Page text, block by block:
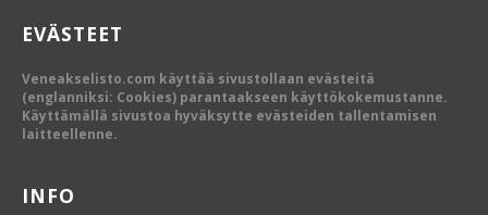
EVÄSTEET
Veneakselisto.com käyttää sivustollaan evästeitä
(englanniksi: Cookies) parantaakseen käyttökokemustanne.
Käyttämällä sivustoa hyväksytte evästeiden tallentamisen
laitteellenne.
INFO